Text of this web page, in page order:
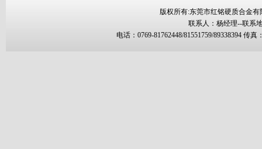
版权所有:东莞市红铭硬质合金有
联系人：杨经理--联系
电话：0769-81762448/81551759/89338394 传真